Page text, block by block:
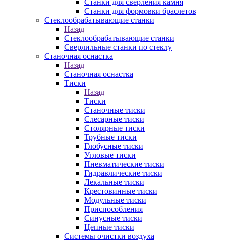
Станки для сверления камня
Станки для формовки браслетов
Стеклообрабатывающие станки
Назад
Стеклообрабатывающие станки
Сверлильные станки по стеклу
Станочная оснастка
Назад
Станочная оснастка
Тиски
Назад
Тиски
Станочные тиски
Слесарные тиски
Столярные тиски
Трубные тиски
Глобусные тиски
Угловые тиски
Пневматические тиски
Гидравлические тиски
Лекальные тиски
Крестовинные тиски
Модульные тиски
Приспособления
Синусные тиски
Цепные тиски
Системы очистки воздуха